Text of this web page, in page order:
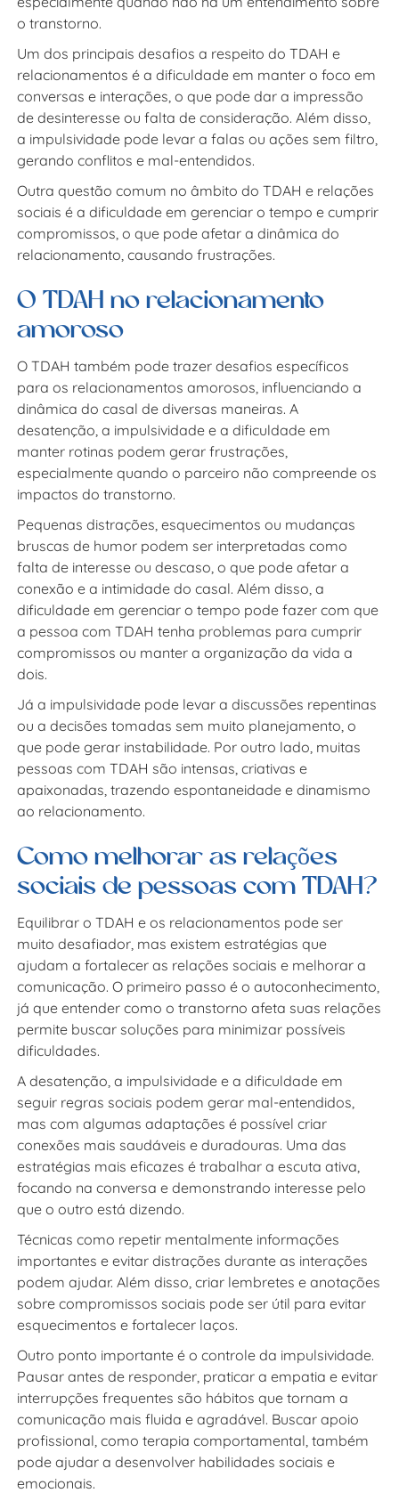
o transtorno.
Um dos principais desafios a respeito do TDAH e
relacionamentos é a dificuldade em manter o foco em
conversas e interações, o que pode dar a impressão
de desinteresse ou falta de consideração. Além disso,
a impulsividade pode levar a falas ou ações sem filtro,
gerando conflitos e mal-entendidos.
Outra questão comum no âmbito do TDAH e relações
sociais é a dificuldade em gerenciar o tempo e cumprir
compromissos, o que pode afetar a dinâmica do
relacionamento, causando frustrações.
O TDAH no relacionamento
amoroso
O TDAH também pode trazer desafios específicos
para os relacionamentos amorosos, influenciando a
dinâmica do casal de diversas maneiras. A
desatenção, a impulsividade e a dificuldade em
manter rotinas podem gerar frustrações,
especialmente quando o parceiro não compreende os
impactos do transtorno.
Pequenas distrações, esquecimentos ou mudanças
bruscas de humor podem ser interpretadas como
falta de interesse ou descaso, o que pode afetar a
conexão e a intimidade do casal. Além disso, a
dificuldade em gerenciar o tempo pode fazer com que
a pessoa com TDAH tenha problemas para cumprir
compromissos ou manter a organização da vida a
dois.
Já a impulsividade pode levar a discussões repentinas
ou a decisões tomadas sem muito planejamento, o
que pode gerar instabilidade. Por outro lado, muitas
pessoas com TDAH são intensas, criativas e
apaixonadas, trazendo espontaneidade e dinamismo
ao relacionamento.
Como melhorar as relações
sociais de pessoas com TDAH?
Equilibrar o TDAH e os relacionamentos pode ser
muito desafiador, mas existem estratégias que
ajudam a fortalecer as relações sociais e melhorar a
comunicação. O primeiro passo é o autoconhecimento,
já que entender como o transtorno afeta suas relações
permite buscar soluções para minimizar possíveis
dificuldades.
A desatenção, a impulsividade e a dificuldade em
seguir regras sociais podem gerar mal-entendidos,
mas com algumas adaptações é possível criar
conexões mais saudáveis e duradouras. Uma das
estratégias mais eficazes é trabalhar a escuta ativa,
focando na conversa e demonstrando interesse pelo
que o outro está dizendo.
Técnicas como repetir mentalmente informações
importantes e evitar distrações durante as interações
podem ajudar. Além disso, criar lembretes e anotações
sobre compromissos sociais pode ser útil para evitar
esquecimentos e fortalecer laços.
Outro ponto importante é o controle da impulsividade.
Pausar antes de responder, praticar a empatia e evitar
interrupções frequentes são hábitos que tornam a
comunicação mais fluida e agradável. Buscar apoio
profissional, como terapia comportamental, também
pode ajudar a desenvolver habilidades sociais e
emocionais.